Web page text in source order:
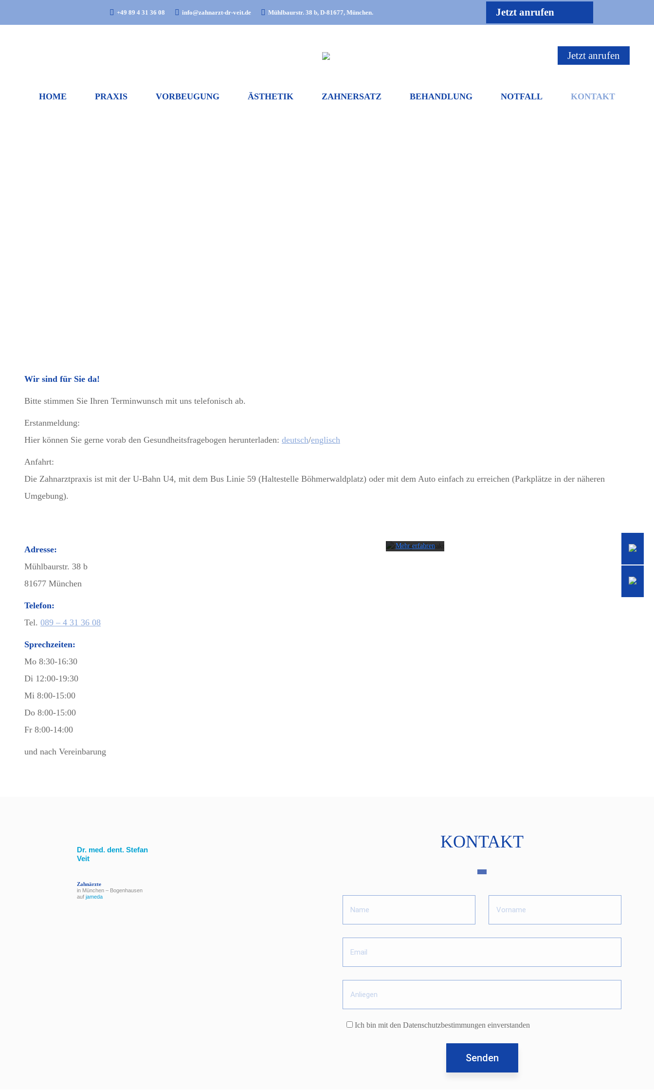
+49 89 4 31 36 08 info@zahnarzt-dr-veit.de Mühlbaurstr. 38 b, D-81677, München. Jetzt anrufen
Jetzt anrufen
HOME PRAXIS VORBEUGUNG ÄSTHETIK ZAHNERSATZ BEHANDLUNG NOTFALL KONTAKT
Wir sind für Sie da!
Bitte stimmen Sie Ihren Terminwunsch mit uns telefonisch ab.
Erstanmeldung:
Hier können Sie gerne vorab den Gesundheitsfragebogen herunterladen: deutsch/englisch
Anfahrt:
Die Zahnarztpraxis ist mit der U-Bahn U4, mit dem Bus Linie 59 (Haltestelle Böhmerwaldplatz) oder mit dem Auto einfach zu erreichen (Parkplätze in der näheren
Umgebung).
Adresse:
Mühlbaurstr. 38 b
81677 München
Telefon:
Tel. 089 – 4 31 36 08
Sprechzeiten:
Mo 8:30-16:30
Di 12:00-19:30
Mi 8:00-15:00
Do 8:00-15:00
Fr 8:00-14:00
und nach Vereinbarung
Mit dem Laden
Mehr erfahren
Dr. med. dent. Stefan
Veit
Zahnärzte
in München – Bogenhausen
auf jameda
KONTAKT
Ich bin mit den Datenschutzbestimmungen einverstanden
Datenschutz